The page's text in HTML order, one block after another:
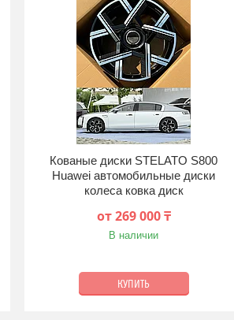
Кованые диски STELATO S800
Huawei автомобильные диски
колеса ковка диск
от 269 000 ₸
В наличии
КУПИТЬ